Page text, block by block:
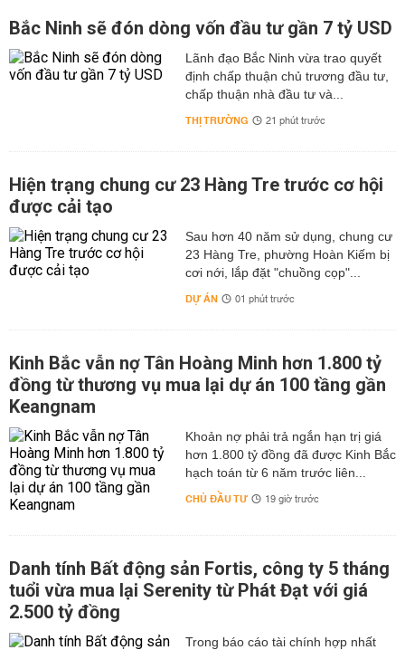
Bắc Ninh sẽ đón dòng vốn đầu tư gần 7 tỷ USD
Lãnh đạo Bắc Ninh vừa trao quyết
định chấp thuận chủ trương đầu tư,
chấp thuận nhà đầu tư và...
THỊ TRƯỜNG 21 phút trước
Hiện trạng chung cư 23 Hàng Tre trước cơ hội
được cải tạo
Sau hơn 40 năm sử dụng, chung cư
23 Hàng Tre, phường Hoàn Kiếm bị
cơi nới, lắp đặt "chuồng cọp"...
DỰ ÁN 01 phút trước
Kinh Bắc vẫn nợ Tân Hoàng Minh hơn 1.800 tỷ
đồng từ thương vụ mua lại dự án 100 tầng gần
Keangnam
hơn 1.800 tỷ đồng đã được Kinh Bắc
hạch toán từ 6 năm trước liên...
CHỦ ĐẦU TƯ 19 giờ trước
Danh tính Bất động sản Fortis, công ty 5 tháng
tuổi vừa mua lại Serenity từ Phát Đạt với giá
2.500 tỷ đồng
Trong báo cáo tài chính hợp nhất